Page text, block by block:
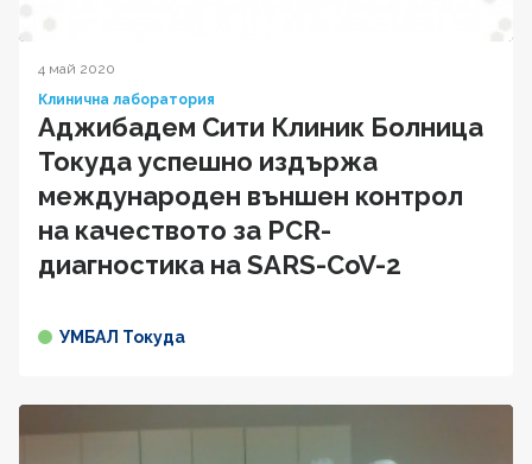
4 май 2020
Клинична лаборатория
Аджибадем Сити Клиник Болница
Токуда успешно издържа
международен външен контрол
на качеството за PCR-
диагностика на SARS-CoV-2
УМБАЛ Токуда